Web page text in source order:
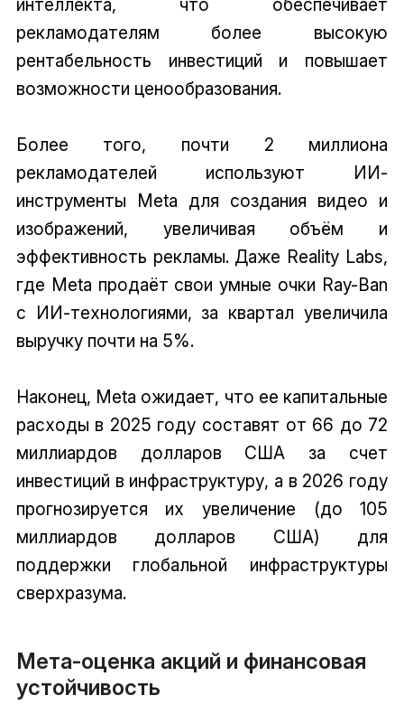
интеллекта, что обеспечивает
рекламодателям более высокую
рентабельность инвестиций и повышает
возможности ценообразования.
Более того, почти 2 миллиона
рекламодателей используют ИИ-
инструменты Meta для создания видео и
изображений, увеличивая объём и
эффективность рекламы. Даже Reality Labs,
где Meta продаёт свои умные очки Ray-Ban
с ИИ-технологиями, за квартал увеличила
выручку почти на 5%.
Наконец, Meta ожидает, что ее капитальные
расходы в 2025 году составят от 66 до 72
миллиардов долларов США за счет
инвестиций в инфраструктуру, а в 2026 году
прогнозируется их увеличение (до 105
миллиардов долларов США) для
поддержки глобальной инфраструктуры
сверхразума.
Мета-оценка акций и финансовая
устойчивость